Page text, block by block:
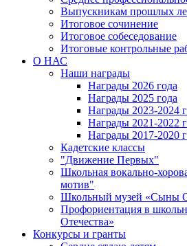
Выпускникам прошлых
Итоговое сочинение
Итоговое собеседование
Итоговые контрольные
О НАС
Наши награды
Награды 2026 года
Награды 2025 года
Награды 2023-2024
Награды 2021-2022
Награды 2017-2020
Кадетские классы
"Движение Первых"
Школьная вокально-
мотив"
Школьный музей «Сыны
Профориентация в
Отечества»
Конкурсы и гранты